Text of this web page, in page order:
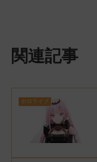
関連記事
ホロライブ